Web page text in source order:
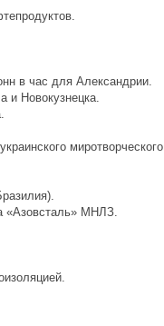
в час для Александрии.
и Новокузнецка.
миротворческого
«Азовсталь» МНЛЗ.